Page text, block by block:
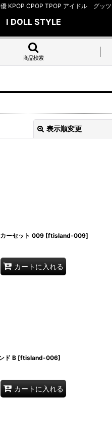
KPOP CPOP TPOP アイドル グッ
I DOLL STYLE
商品検索
表示順変更
ーセット 009 [ftisland-009]
カートに入れる
ド B [ftisland-006]
カートに入れる